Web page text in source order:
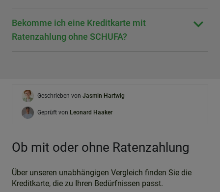
Bekomme ich eine Kreditkarte mit
Ratenzahlung ohne SCHUFA?
Geschrieben von Jasmin Hartwig
Geprüft von Leonard Haaker
Ob mit oder ohne Ratenzahlung
Über unseren unabhängigen Vergleich finden Sie die
Kreditkarte, die zu Ihren Bedürfnissen passt.